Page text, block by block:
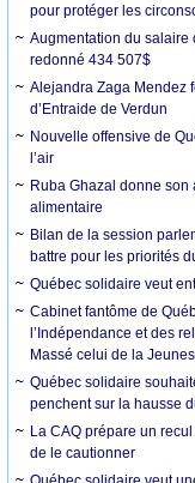
pour protéger les
Augmentation du salaire
redonné 434 507$
Alejandra Zaga Mendez
d’Entraide de Verdun
Nouvelle offensive de
l’air
Ruba Ghazal donne son
alimentaire
Bilan de la session
battre pour les priorités
Québec solidaire veut
Cabinet fantôme de
l’Indépendance et des
Massé celui de la
Québec solidaire
penchent sur la hausse
La CAQ prépare un
de le cautionner